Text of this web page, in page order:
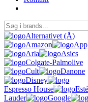
Alternativet (Å)
Amazon
Arla
Asics
Colgate-Palmolive
Cult
Danone
Disney
Espresso House
Lauder
Google